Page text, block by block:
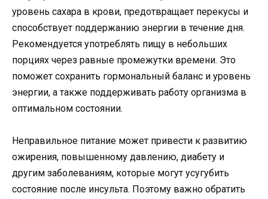
уровень сахара в крови, предотвращает перекусы и
способствует поддержанию энергии в течение дня.
Рекомендуется употреблять пищу в небольших
порциях через равные промежутки времени. Это
поможет сохранить гормональный баланс и уровень
энергии, а также поддерживать работу организма в
оптимальном состоянии.
Неправильное питание может привести к развитию
ожирения, повышенному давлению, диабету и
другим заболеваниям, которые могут усугубить
состояние после инсульта. Поэтому важно обратить